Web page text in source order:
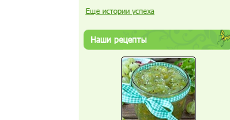
Еще истории успеха
Наши рецепты